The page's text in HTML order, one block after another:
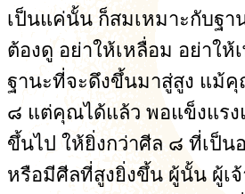
เป็นแค่นั้น ก็สมเหมาะกับฐา
ต้องดู อย่าให้เหลื่อม อย่าให้
ฐานะที่จะดึงขึ้นมาสู่สูง แม้
๘ แต่คุณได้แล้ว พอแข็งแรง
ขึ้นไป ให้ยิ่งกว่าศีล ๘ ที่เป็น
หรือมีศีลที่สูงยิ่งขึ้น ผู้นั้น ผู้เจ้